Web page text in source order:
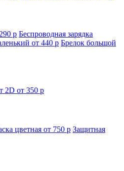
p Беспроводная зарядка
от 440 p Брелок большой
2D от 350 p
цветная от 750 p Защитная